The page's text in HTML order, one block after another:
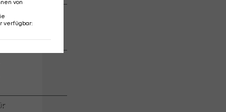
Saison
bei
von
verfügbar: